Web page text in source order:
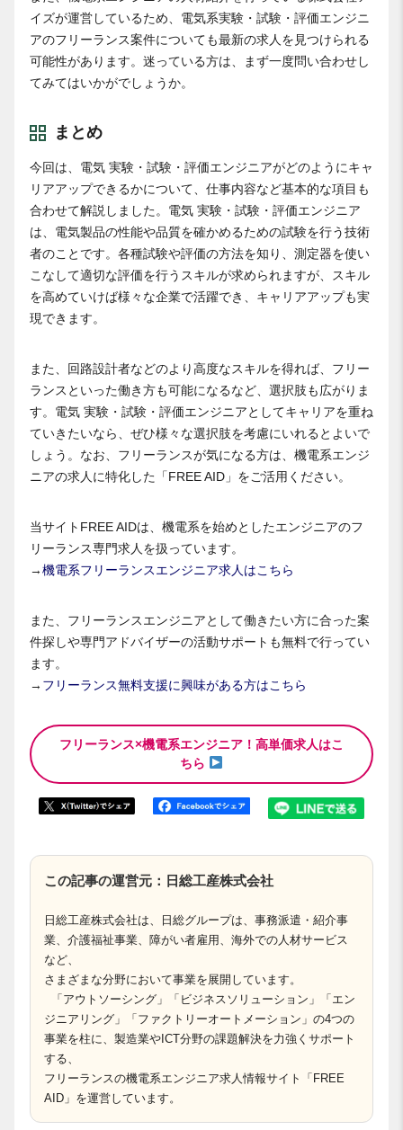
イズが運営しているため、電気系実験・試験・評価エンジニ
アのフリーランス案件についても最新の求人を見つけられる
可能性があります。迷っている方は、まず一度問い合わせし
てみてはいかがでしょうか。
まとめ
今回は、電気 実験・試験・評価エンジニアがどのようにキャ
リアアップできるかについて、仕事内容など基本的な項目も
合わせて解説しました。電気 実験・試験・評価エンジニア
は、電気製品の性能や品質を確かめるための試験を行う技術
者のことです。各種試験や評価の方法を知り、測定器を使い
こなして適切な評価を行うスキルが求められますが、スキル
を高めていけば様々な企業で活躍でき、キャリアアップも実
現できます。
また、回路設計者などのより高度なスキルを得れば、フリー
ランスといった働き方も可能になるなど、選択肢も広がりま
す。電気 実験・試験・評価エンジニアとしてキャリアを重ね
ていきたいなら、ぜひ様々な選択肢を考慮にいれるとよいで
しょう。なお、フリーランスが気になる方は、機電系エンジ
ニアの求人に特化した「FREE AID」をご活用ください。
当サイトFREE AIDは、機電系を始めとしたエンジニアのフ
リーランス専門求人を扱っています。
→機電系フリーランスエンジニア求人はこちら
また、フリーランスエンジニアとして働きたい方に合った案
件探しや専門アドバイザーの活動サポートも無料で行ってい
ます。
→ フリーランス無料支援に興味がある方はこちら
フリーランス×機電系エンジニア！高単価求人はこ
ちら
この記事の運営元：日総工産株式会社
日総工産株式会社は、日総グループは、事務派遣・紹介事
業、介護福祉事業、障がい者雇用、海外での人材サービス
など、
さまざまな分野において事業を展開しています。
「アウトソーシング」「ビジネスソリューション」「エン
ジニアリング」「ファクトリーオートメーション」の4つの
事業を柱に、製造業やICT分野の課題解決を力強くサポート
する、
フリーランスの機電系エンジニア求人情報サイト「FREE
AID」を運営しています。